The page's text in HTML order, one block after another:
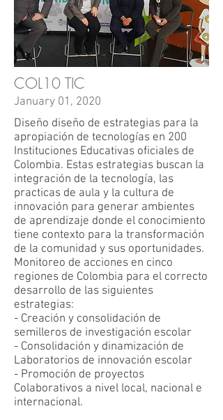
COL10 TIC
January 01, 2020
Diseño diseño de estrategias para la
apropiación de tecnologías en 200
Instituciones Educativas oficiales de
Colombia. Estas estrategias buscan la
integración de la tecnología, las
practicas de aula y la cultura de
innovación para generar ambientes
de aprendizaje donde el conocimiento
tiene contexto para la transformación
de la comunidad y sus oportunidades.
Monitoreo de acciones en cinco
regiones de Colombia para el correcto
desarrollo de las siguientes
estrategias:
- Creación y consolidación de
semilleros de investigación escolar
- Consolidación y dinamización de
Laboratorios de innovación escolar
- Promoción de proyectos
Colaborativos a nivel local, nacional e
internacional.